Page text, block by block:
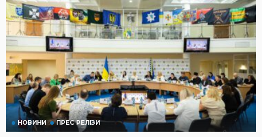
НОВИНИ ПРЕС РЕЛІЗИ